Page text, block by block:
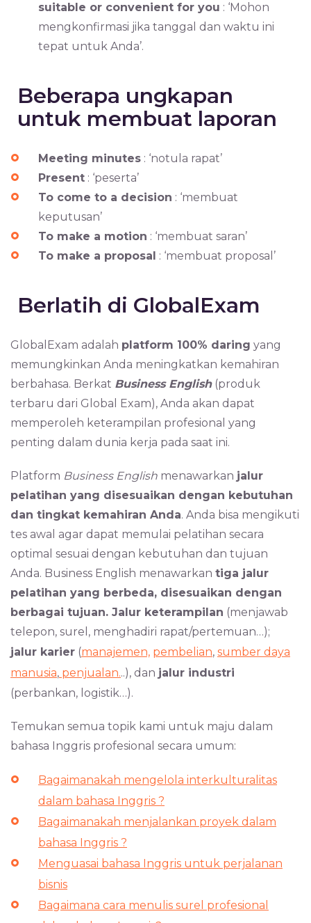
suitable or convenient for you : ‘Mohon
mengkonfirmasi jika tanggal dan waktu ini
tepat untuk Anda’.
Beberapa ungkapan
untuk membuat laporan
Meeting minutes : ‘notula rapat’
Present : ‘peserta’
To come to a decision : ‘membuat
keputusan’
To make a motion : ‘membuat saran’
To make a proposal : ‘membuat proposal’
Berlatih di GlobalExam
GlobalExam adalah platform 100% daring yang
memungkinkan Anda meningkatkan kemahiran
berbahasa. Berkat Business English(produk
terbaru dari Global Exam), Anda akan dapat
memperoleh keterampilan profesional yang
penting dalam dunia kerja pada saat ini.
Platform Business English menawarkan jalur
pelatihan yang disesuaikan dengan kebutuhan
dan tingkat kemahiran Anda. Anda bisa mengikuti
tes awal agar dapat memulai pelatihan secara
optimal sesuai dengan kebutuhan dan tujuan
Anda. Business English menawarkan tiga jalur
pelatihan yang berbeda, disesuaikan dengan
berbagai tujuan. Jalur keterampilan (menjawab
telepon, surel, menghadiri rapat/pertemuan…);
jalur karier (manajemen, pembelian, sumber daya
manusia, penjualan...), dan jalur industri
(perbankan, logistik…).
Temukan semua topik kami untuk maju dalam
bahasa Inggris profesional secara umum:
Bagaimanakah mengelola interkulturalitas
dalam bahasa Inggris ?
Bagaimanakah menjalankan proyek dalam
bahasa Inggris ?
Menguasai bahasa Inggris untuk perjalanan
bisnis
Bagaimana cara menulis surel profesional